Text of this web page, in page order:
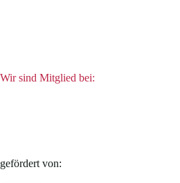
Wir sind Mitglied bei:
gefördert von: